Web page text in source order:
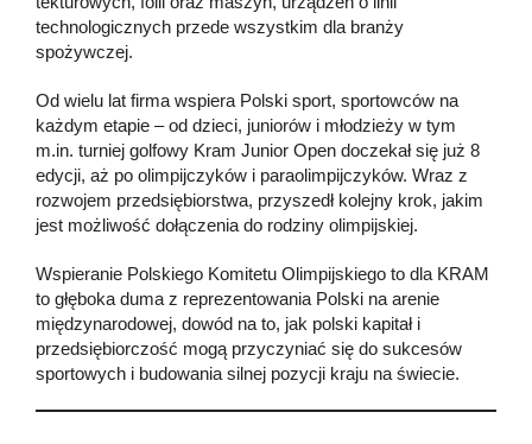
technologicznych przede wszystkim dla branży
spożywczej.
Od wielu lat firma wspiera Polski sport, sportowców na
każdym etapie – od dzieci, juniorów i młodzieży w tym
m.in. turniej golfowy Kram Junior Open doczekał się już 8
edycji, aż po olimpijczyków i paraolimpijczyków. Wraz z
rozwojem przedsiębiorstwa, przyszedł kolejny krok, jakim
jest możliwość dołączenia do rodziny olimpijskiej.
Wspieranie Polskiego Komitetu Olimpijskiego to dla KRAM
to głęboka duma z reprezentowania Polski na arenie
międzynarodowej, dowód na to, jak polski kapitał i
przedsiębiorczość mogą przyczyniać się do sukcesów
sportowych i budowania silnej pozycji kraju na świecie.